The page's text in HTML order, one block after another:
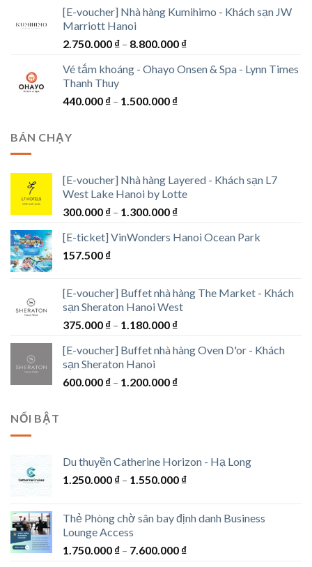
từ
đến
[E-voucher] Nhà hàng Kumihimo - Khách sạn JW
Marriott Hanoi
2.750.000 ₫ – 8.800.000 ₫Khoảng
từ
Vé tắm khoáng - Ohayo Onsen & Spa - Lynn Times
Thanh Thuy
440.000 ₫ – 1.500.000 ₫Khoảng
BÁN CHẠY
[E-voucher] Nhà hàng Layered - Khách sạn L7
West Lake Hanoi by Lotte
300.000 ₫ – 1.300.000 ₫Khoảng
từ
[E-ticket] VinWonders Hanoi Ocean Park
157.500 ₫
[E-voucher] Buffet nhà hàng The Market - Khách
sạn Sheraton Hanoi West
375.000 ₫ – 1.180.000 ₫Khoảng
từ
đến
[E-voucher] Buffet nhà hàng Oven D'or - Khách
sạn Sheraton Hanoi
600.000 ₫ – 1.200.000 ₫Khoảng
NỔI BẬT
Du thuyền Catherine Horizon - Hạ Long
1.250.000 ₫ – 1.550.000 ₫Khoảng
1.250.000 ₫
1.550.000 ₫
Thẻ Phòng chờ sân bay định danh Business
Lounge Access
1.750.000 ₫ – 7.600.000 ₫Khoảng